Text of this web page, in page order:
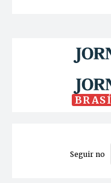
Seguir no